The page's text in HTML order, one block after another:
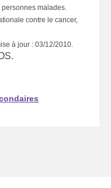
malades.
contre le cancer,
à jour : 03/12/2010.